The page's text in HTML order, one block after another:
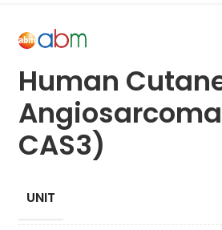
Human
CAS3)
UNIT